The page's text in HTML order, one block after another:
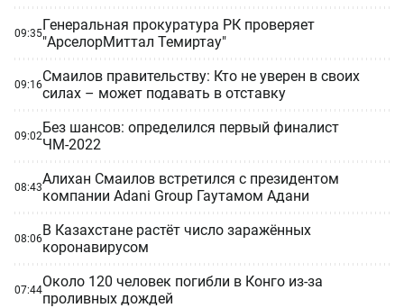
09:35Генеральная прокуратура РК проверяет
"АрселорМиттал Темиртау"
09:16Смаилов правительству: Кто не уверен в своих
силах – может подавать в отставку
09:02Без шансов: определился первый финалист
ЧМ-2022
08:43Алихан Смаилов встретился с президентом
компании Adani Group Гаутамом Адани
08:06В Казахстане растёт число заражённых
коронавирусом
07:44Около 120 человек погибли в Конго из-за
проливных дождей